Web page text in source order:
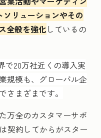
リューションやその
全般を強化 しているの
で20万社近くの導入実
規模も、グローバル企
さまざまです。
万全のカスタマーサポ
契約してからがスター